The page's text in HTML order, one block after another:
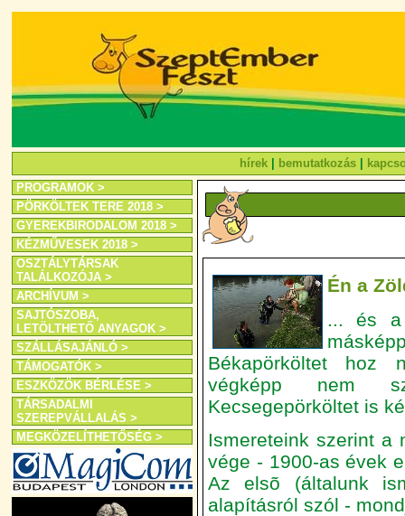
hírek bemutatkozás
PROGRAMOK >
PÖRKÖLTEK TERE 2018 >
GYEREKBIRODALOM 2018 >
KÉZMŰVESEK 2018 >
OSZTÁLYTÁRSAK
TALÁLKOZÓJA >
ARCHÍVUM >
SAJTÓSZOBA,
LETÖLTHETŐ ANYAGOK >
SZÁLLÁSAJÁNLÓ >
TÁMOGATÓK >
ESZKÖZÖK BÉRLÉSE >
TÁRSADALMI
SZEREPVÁLLALÁS >
MEGKÖZELÍTHETŐSÉG >
Én a
... és a
Békapörköltet hoz
végképp nem
Kecsegepörköltet is
Ismereteink szerint a
vége - 1900-as évek
Az elsõ (általunk
alapításról szól -